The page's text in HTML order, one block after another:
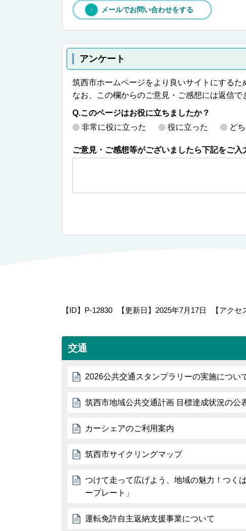
メールでお問い合わせをする
アンケート
筑西市ホームページをより良いサイトにするた
なお、この欄からのご意見・ご感想には返信で
Q.このページはお役に立ちましたか？
非常に役に立った
役に立った ど
ご意見・ご感想等がございましたら下記をご入
【ID】 P-12830 【更新日】 2025年7月17日 【アクセ
交通
2026公共交通スタンプラリーの実施につい
筑西市地域公共交通計画 目標達成状況の公
カーシェアのご利用案内
筑西市サイクリングマップ
つけて走って広げよう、地域の魅力！つく
ープレート」
運転免許自主返納支援事業について